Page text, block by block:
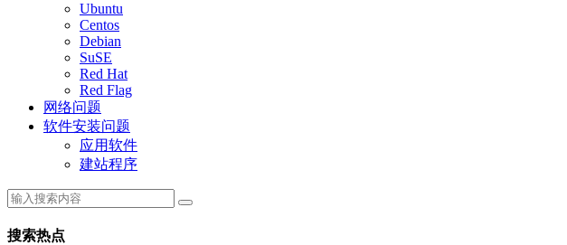
Ubuntu
Centos
Debian
SuSE
Red Hat
Red Flag
网络问题
软件安装问题
应用软件
建站程序
搜索热点